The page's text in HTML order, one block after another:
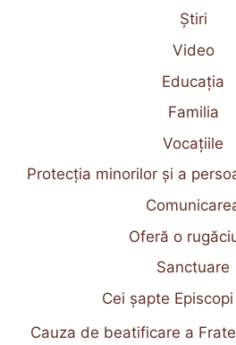
Știri
Video
Educația
Familia
Vocațiile
Protecția minorilor și a
Oferă o
Sanctuare
Cei șapte
Cauza de beatificare a